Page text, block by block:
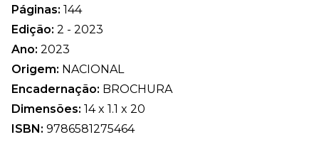
Páginas: 144
Edição: 2 - 2023
Ano: 2023
Origem: NACIONAL
Encadernação: BROCHURA
Dimensões: 14 x 1.1 x 20
ISBN: 9786581275464